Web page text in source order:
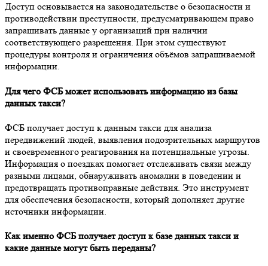
Доступ основывается на законодательстве о безопасности и
противодействии преступности, предусматривающем право
запрашивать данные у организаций при наличии
соответствующего разрешения. При этом существуют
процедуры контроля и ограничения объёмов запрашиваемой
информации.
Для чего ФСБ может использовать информацию из базы
данных такси?
ФСБ получает доступ к данным такси для анализа
передвижений людей, выявления подозрительных маршрутов
и своевременного реагирования на потенциальные угрозы.
Информация о поездках помогает отслеживать связи между
разными лицами, обнаруживать аномалии в поведении и
предотвращать противоправные действия. Это инструмент
для обеспечения безопасности, который дополняет другие
источники информации.
Как именно ФСБ получает доступ к базе данных такси и
какие данные могут быть переданы?